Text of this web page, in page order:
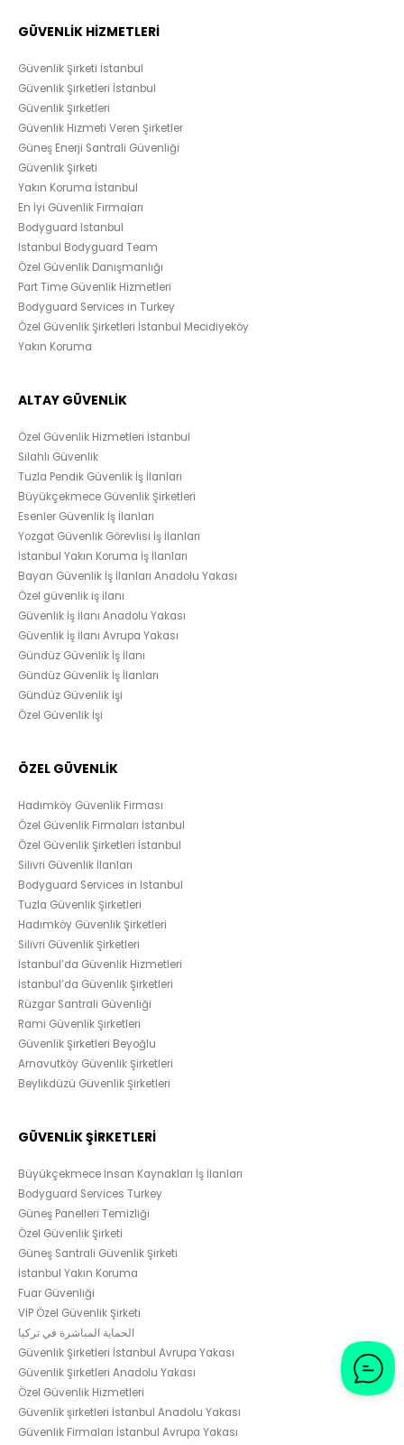
GÜVENLİK HİZMETLERİ
Güvenlik Şirketi İstanbul
Güvenlik Şirketleri İstanbul
Güvenlik Şirketleri
Güvenlik Hizmeti Veren Şirketler
Güneş Enerji Santrali Güvenliği
Güvenlik Şirketi
Yakın Koruma İstanbul
En İyi Güvenlik Firmaları
Bodyguard Istanbul
Istanbul Bodyguard Team
Özel Güvenlik Danışmanlığı
Part Time Güvenlik Hizmetleri
Bodyguard Services in Turkey
Özel Güvenlik Şirketleri İstanbul Mecidiyeköy
Yakın Koruma
ALTAY GÜVENLİK
Özel Güvenlik Hizmetleri İstanbul
Silahlı Güvenlik
Tuzla Pendik Güvenlik İş İlanları
Büyükçekmece Güvenlik Şirketleri
Esenler Güvenlik İş İlanları
Yozgat Güvenlik Görevlisi İş İlanları
İstanbul Yakın Koruma İş İlanları
Bayan Güvenlik İş İlanları Anadolu Yakası
Özel güvenlik iş ilanı
Güvenlik İş İlanı Anadolu Yakası
Güvenlik İş İlanı Avrupa Yakası
Gündüz Güvenlik İş İlanı
Gündüz Güvenlik İş İlanları
Gündüz Güvenlik İşi
Özel Güvenlik İşi
ÖZEL GÜVENLİK
Hadımköy Güvenlik Firması
Özel Güvenlik Firmaları İstanbul
Özel Güvenlik Şirketleri İstanbul
Silivri Güvenlik İlanları
Bodyguard Services in Istanbul
Tuzla Güvenlik Şirketleri
Hadımköy Güvenlik Şirketleri
Silivri Güvenlik Şirketleri
İstanbul’da Güvenlik Hizmetleri
İstanbul’da Güvenlik Şirketleri
Rüzgar Santrali Güvenliği
Rami Güvenlik Şirketleri
Güvenlik Şirketleri Beyoğlu
Arnavutköy Güvenlik Şirketleri
Beylikdüzü Güvenlik Şirketleri
GÜVENLİK ŞİRKETLERİ
Büyükçekmece İnsan Kaynakları İş İlanları
Bodyguard Services Turkey
Güneş Panelleri Temizliği
Özel Güvenlik Şirketi
Güneş Santrali Güvenlik Şirketi
İstanbul Yakın Koruma
Fuar Güvenliği
VİP Özel Güvenlik Şirketi
الحماية المباشرة في تركيا
Güvenlik Şirketleri İstanbul Avrupa Yakası
Güvenlik Şirketleri Anadolu Yakası
Özel Güvenlik Hizmetleri
Güvenlik şirketleri İstanbul Anadolu Yakası
Güvenlik Firmaları İstanbul Avrupa Yakası